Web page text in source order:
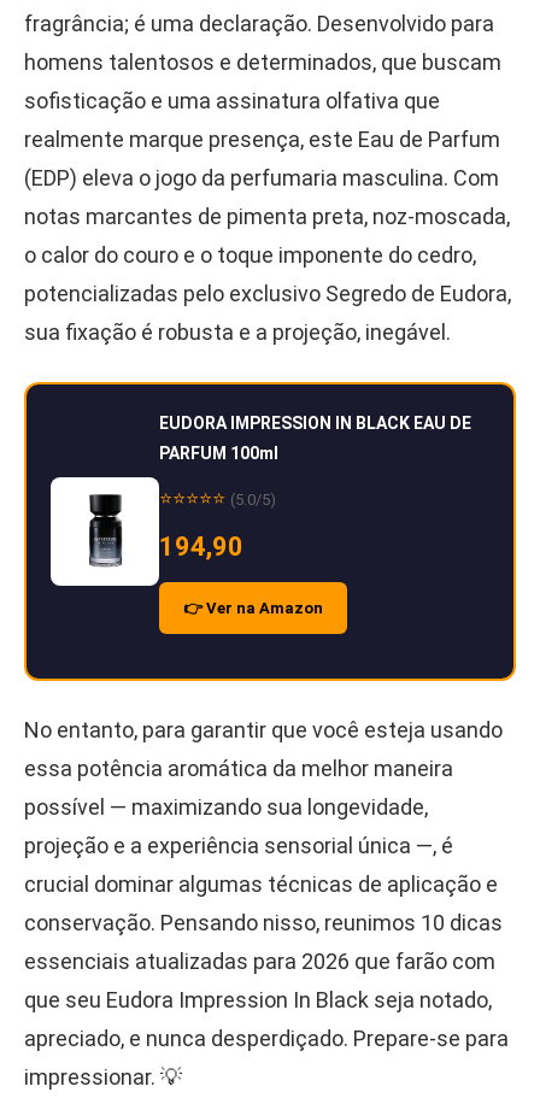
fragrância; é uma declaração. Desenvolvido para
homens talentosos e determinados, que buscam
sofisticação e uma assinatura olfativa que
realmente marque presença, este Eau de Parfum
(EDP) eleva o jogo da perfumaria masculina. Com
notas marcantes de pimenta preta, noz-moscada,
o calor do couro e o toque imponente do cedro,
potencializadas pelo exclusivo Segredo de Eudora,
sua fixação é robusta e a projeção, inegável.
EUDORA IMPRESSION IN BLACK EAU DE
PARFUM 100ml
⭐⭐⭐⭐⭐ (5.0/5)
194,90
👉 Ver na Amazon
No entanto, para garantir que você esteja usando
essa potência aromática da melhor maneira
possível — maximizando sua longevidade,
projeção e a experiência sensorial única —, é
crucial dominar algumas técnicas de aplicação e
conservação. Pensando nisso, reunimos 10 dicas
essenciais atualizadas para 2026 que farão com
que seu Eudora Impression In Black seja notado,
apreciado, e nunca desperdiçado. Prepare-se para
impressionar. 💡